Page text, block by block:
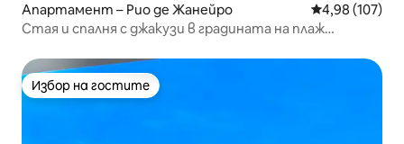
Апартамент – Рио де Жанейро Средна
4,98 (107)
Стая и спалня с джакузи в градината на плаж
Избор на гостите
Избор на гостите